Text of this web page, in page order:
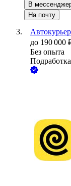
В
На почту
до 190 000
Без опыта
Подработка